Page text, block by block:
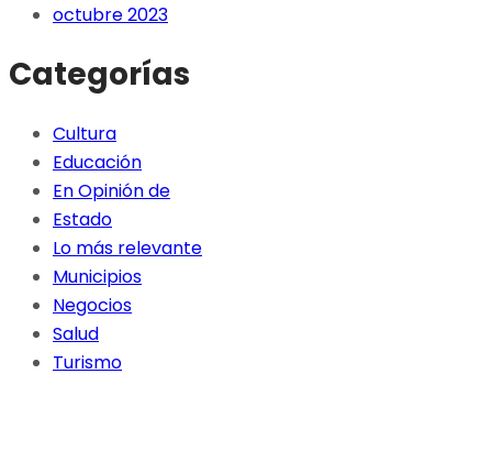
octubre 2023
Categorías
Cultura
Educación
En Opinión de
Estado
Lo más relevante
Municipios
Negocios
Salud
Turismo